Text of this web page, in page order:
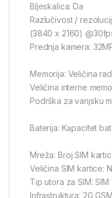
Bljeskalica: Da
Razlučivost /
(3840 x 2160)
Prednja kamera:
Memorija: Veličina
Veličina interne
Podrška za vanjsku
Baterija: Kapacitet
Mreža: Broj SIM
Veličina SIM kartice:
Tip utora za SIM:
Infrastruktura: 2G